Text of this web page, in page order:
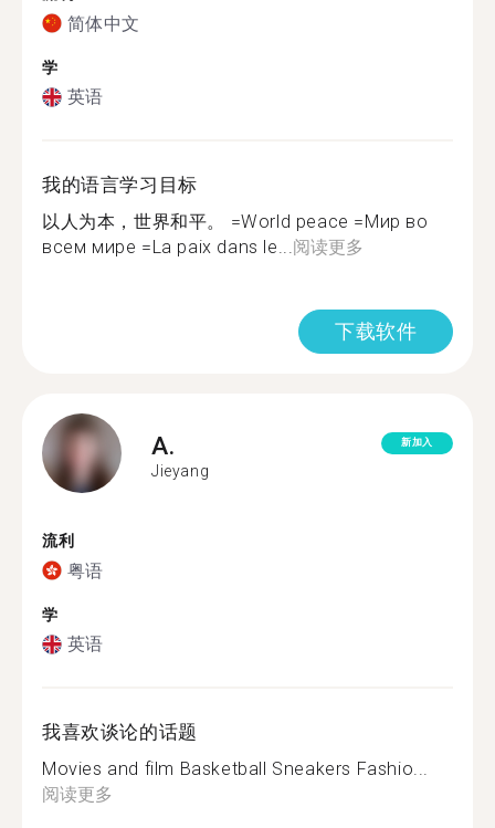
简体中文
学
英语
我的语言学习目标
以人为本，世界和平。 =World peace =‌Мир во
всем мире ‌=La paix dans le...阅读更多
下载软件
A.
Jieyang
新加入
流利
粤语
学
英语
我喜欢谈论的话题
Movies and film Basketball Sneakers Fashio...
阅读更多